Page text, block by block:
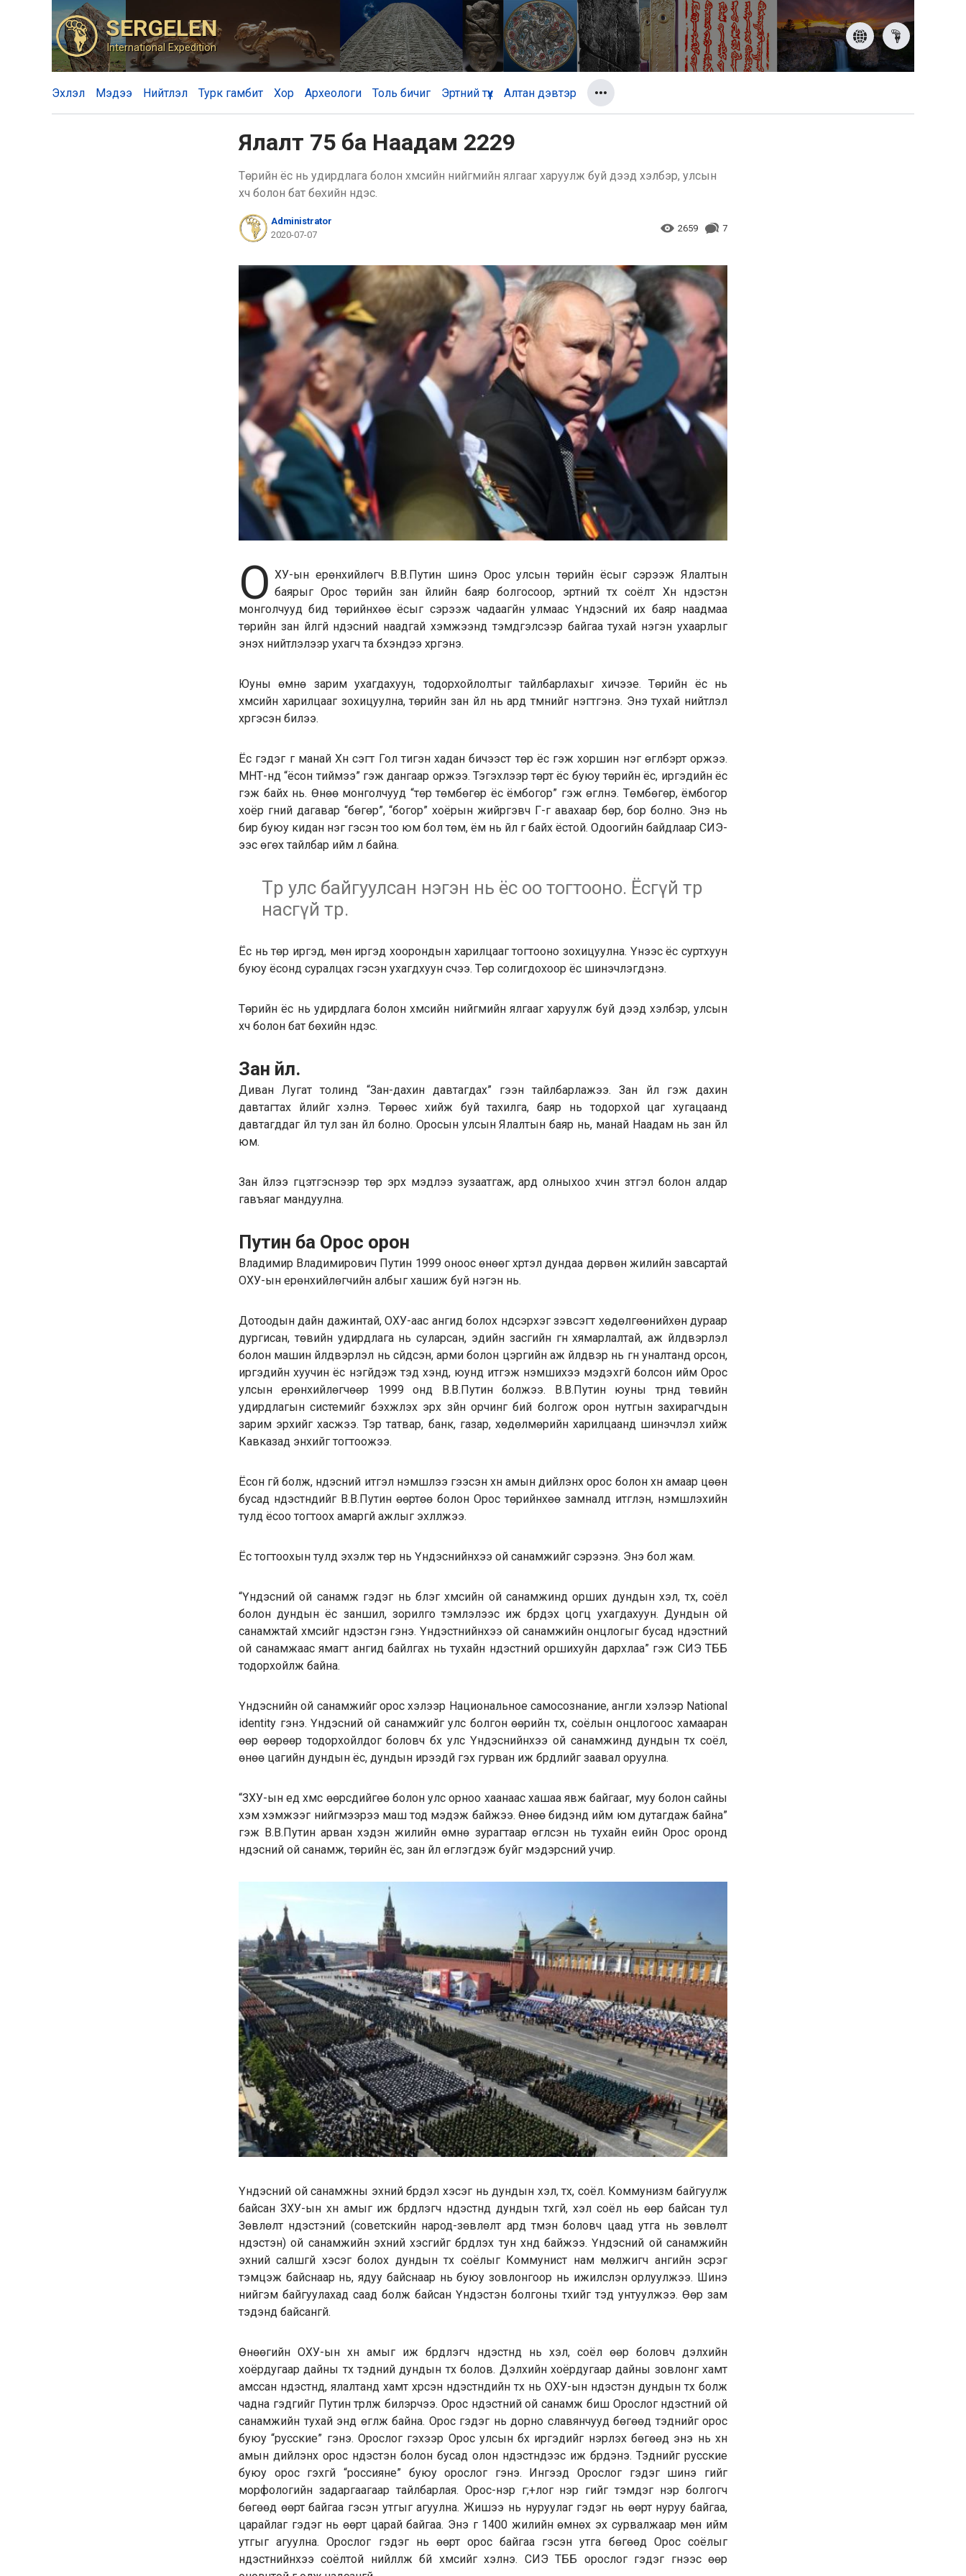
SERGELEN
International Expedition
Эхлэл Мэдээ Нийтлэл Турк гамбит Хор Археологи Толь бичиг Эртний түүх Алтан дэвтэр
Ялалт 75 ба Наадам 2229
Төрийн ёс нь удирдлага болон хүмүүсийн нийгмийн ялгааг харуулж буй дээд хэлбэр, улсын
хүч болон бат бөхийн үндэс.
Administrator
2020-07-07
2659 7
О ХУ-ын ерөнхийлөгч В.В.Путин шинэ Орос улсын төрийн ёсыг сэрээж Ялалтын
баярыг Орос төрийн зан үйлийн баяр болгосоор, эртний түүх соёлт Хүн үндэстэн
монголчууд бид төрийнхөө ёсыг сэрээж чадаагүйн улмаас Үндэсний их баяр наадмаа
төрийн зан үйлгүй үндэсний наадгай хэмжээнд тэмдгэлсээр байгаа тухай нэгэн ухаарлыг
энэхүү нийтлэлээр ухагч та бүхэндээ хүргэнэ.
Юуны өмнө зарим ухагдахуун, тодорхойлолтыг тайлбарлахыг хичээе. Төрийн ёс нь
хүмүүсийн харилцааг зохицуулна, төрийн зан үйл нь ард түмнийг нэгтгэнэ. Энэ тухай нийтлэл
хүргэсэн билээ.
Ёс гэдэг үг манай Хүн үсэгт Гол тигэн хадан бичээст төр ёс гэж хоршин нэг өгүүлбэрт оржээ.
МНТ-нд “ёсон тиймээ” гэж дангаар оржээ. Тэгэхлээр төрт ёс буюу төрийн ёс, иргэдийн ёс
гэж байх нь. Өнөө монголчууд “төр төмбөгөр ёс ёмбогор” гэж өгүүлнэ. Төмбөгөр, ёмбогор
хоёр үгний дагавар “бөгөр”, “богор” хоёрын жийргэвч Г-г авахаар бөр, бор болно. Энэ нь
бир буюу кидан нэг гэсэн тоо юм бол төм, ём нь үйл үг байх ёстой. Одоогийн байдлаар СИЭ-
ээс өгөх тайлбар ийм л байна.
Төр улс байгуулсан нэгэн нь ёс оо тогтооно. Ёсгүй төр
насгүй төр.
Ёс нь төр иргэд, мөн иргэд хоорондын харилцааг тогтооно зохицуулна. Үүнээс ёс суртхуун
буюу ёсонд суралцах гэсэн ухагдхуун үүсчээ. Төр солигдохоор ёс шинэчлэгдэнэ.
Төрийн ёс нь удирдлага болон хүмүүсийн нийгмийн ялгааг харуулж буй дээд хэлбэр, улсын
хүч болон бат бөхийн үндэс.
Зан үйл.
Диван Лугат толинд “Зан-дахин давтагдах” гээн тайлбарлажээ. Зан үйл гэж дахин
давтагтах үйлийг хэлнэ. Төрөөс хийж буй тахилга, баяр нь тодорхой цаг хугацаанд
давтагддаг үйл тул зан үйл болно. Оросын улсын Ялалтын баяр нь, манай Наадам нь зан үйл
юм.
Зан үйлээ гүцэтгэснээр төр эрх мэдлээ зузаатгаж, ард олныхоо хүчин зүтгэл болон алдар
гавъяаг мандуулна.
Путин ба Орос орон
Владимир Владимирович Путин 1999 оноос өнөөг хүртэл дундаа дөрвөн жилийн завсартай
ОХУ-ын ерөнхийлөгчийн албыг хашиж буй нэгэн нь.
Дотоодын дайн дажинтай, ОХУ-аас ангид болох үндсэрхэг зэвсэгт хөдөлгөөнийхөн дураар
дургисан, төвийн удирдлага нь суларсан, эдийн засгийн гүн хямарлалтай, аж үйлдвэрлэл
болон машин үйлдвэрлэл нь сүйдсэн, арми болон цэргийн аж үйлдвэр нь гүн уналтанд орсон,
иргэдийн хуучин ёс үнэгүйдэж тэд хэнд, юунд итгэж үнэмшихээ мэдэхгүй болсон ийм Орос
улсын ерөнхийлөгчөөр 1999 онд В.В.Путин болжээ. В.В.Путин юуны түрүүнд төвийн
удирдлагын системийг бэхжүүлэх эрх зүйн орчинг бий болгож орон нутгын захирагчдын
зарим эрхийг хасжээ. Тэр татвар, банк, газар, хөдөлмөрийн харилцаанд шинэчлэл хийж
Кавказад энхийг тогтоожээ.
Ёсон үгүй болж, үндэсний итгэл үнэмшлээ гээсэн хүн амын дийлэнх орос болон хүн амаар цөөн
бусад үндэстнүүдийг В.В.Путин өөртөө болон Орос төрийнхөө замналд итгүүлэн, үнэмшүүлэхийн
тулд ёсоо тогтоох амаргүй ажлыг эхлүүлжээ.
Ёс тогтоохын тулд эхэлж төр нь Үндэснийнхээ ой санамжийг сэрээнэ. Энэ бол жам.
“Үндэсний ой санамж гэдэг нь бүлэг хүмүүсийн ой санамжинд орших дундын хэл, түүх, соёл
болон дундын ёс заншил, зорилго тэмүүлэлээс иж бүрдэх цогц ухагдахуун. Дундын ой
санамжтай хүмүүсийг үндэстэн гэнэ. Үндэстнийнхээ ой санамжийн онцлогыг бусад үндэстний
ой санамжаас ямагт ангид байлгах нь тухайн үндэстний оршихуйн дархлаа” гэж СИЭ ТББ
тодорхойлж байна.
Үндэснийн ой санамжийг орос хэлээр Национальное самосознание, англи хэлээр National
identity гэнэ. Үндэсний ой санамжийг улс болгон өөрийн түүх, соёлын онцлогоос хамааран
өөр өөрөөр тодорхойлдог боловч бүх улс Үндэснийнхээ ой санамжинд дундын түүх соёл,
өнөө цагийн дундын ёс, дундын ирээдүй гэх гурван иж бүрдлийг заавал оруулна.
“ЗХУ-ын үед хүмүүс өөрсдийгөө болон улс орноо хаанаас хашаа явж байгааг, муу болон сайны
хэм хэмжээг нийгмээрээ маш тод мэдэж байжээ. Өнөө бидэнд ийм юм дутагдаж байна”
гэж В.В.Путин арван хэдэн жилийн өмнө зурагтаар өгүүлсэн нь тухайн үеийн Орос оронд
үндэсний ой санамж, төрийн ёс, зан үйл өгүүлэгдэж буйг мэдэрсний учир.
Үндэсний ой санамжны эхний бүрдэл хэсэг нь дундын хэл, түүх, соёл. Коммунизм байгуулж
байсан ЗХУ-ын хүн амыг иж бүрдүүлэгч үндэстнүүд дундын түүхгүй, хэл соёл нь өөр байсан тул
Зөвлөлт үндэстэний (советскийн народ-зөвлөлт ард түмэн боловч цаад утга нь зөвлөлт
үндэстэн) ой санамжийн эхний хэсгийг бүрдүүлэх тун хүнд байжээ. Үндэсний ой санамжийн
эхний салшгүй хэсэг болох дундын түүх соёлыг Коммунист нам мөлжигч ангийн эсрэг
тэмцэж байснаар нь, ядуу байснаар нь буюу зовлонгоор нь ижилсүүлэн орлуулжээ. Шинэ
нийгэм байгуулахад саад болж байсан Үндэстэн болгоны түүхийг тэд унтуулжээ. Өөр зам
тэдэнд байсангүй.
Өнөөгийн ОХУ-ын хүн амыг иж бүрдүүлэгч үндэстнүүд нь хэл, соёл өөр боловч дэлхийн
хоёрдугаар дайны түүх тэдний дундын түүх болов. Дэлхийн хоёрдугаар дайны зовлонг хамт
амссан үндэстнүүд, ялалтанд хамт хүрсэн үндэстнүүдийн түүх нь ОХУ-ын үндэстэн дундын түүх болж
чадна гэдгийг Путин түрүүлж билэрчээ. Орос үндэстний ой санамж биш Орослог үндэстний ой
санамжийн тухай энд өгүүлж байна. Орос гэдэг нь дорно славянчууд бөгөөд тэднийг орос
буюу “русские” гэнэ. Орослог гэхээр Орос улсын бүх иргэдийг нэрлэх бөгөөд энэ нь хүн
амын дийлэнх орос үндэстэн болон бусад олон үндэстнүүдээс иж бүрдэнэ. Тэднийг русские
буюу орос гэхгүй “россияне” буюу орослог гэнэ. Ингээд Орослог гэдэг шинэ үгийг
морфологийн задаргаагаар тайлбарлая. Орос-нэр үг;+лог нэр үгийг тэмдэг нэр болгогч
бөгөөд өөрт байгаа гэсэн утгыг агуулна. Жишээ нь нуруулаг гэдэг нь өөрт нуруу байгаа,
царайлаг гэдэг нь өөрт царай байгаа. Энэ үг 1400 жилийн өмнөх эх сурвалжаар мөн ийм
утгыг агуулна. Орослог гэдэг нь өөрт орос байгаа гэсэн утга бөгөөд Орос соёлыг
үндэстнийнхээ соёлтой нийлүүлж бүй хүмүүсийг хэлнэ. СИЭ ТББ орослог гэдэг үгнээс өөр